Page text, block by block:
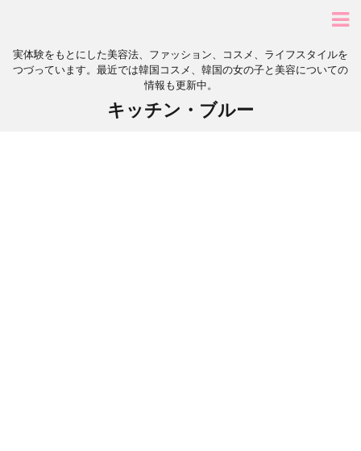
実体験をもとにした美容法、ファッション、コスメ、ライフスタイルを
つづっています。最近では韓国コスメ、韓国の女の子と美容についての
情報も更新中。
キッチン・ブルー